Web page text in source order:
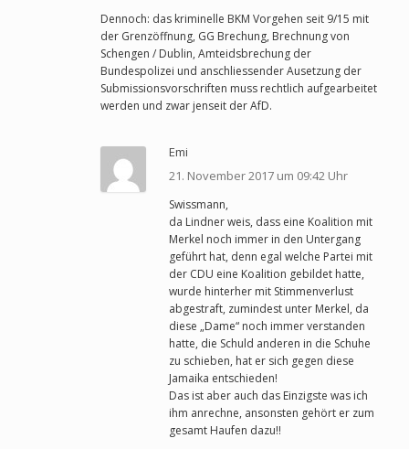
Dennoch: das kriminelle BKM Vorgehen seit 9/15 mit
der Grenzöffnung, GG Brechung, Brechnung von
Schengen / Dublin, Amteidsbrechung der
Bundespolizei und anschliessender Ausetzung der
Submissionsvorschriften muss rechtlich aufgearbeitet
werden und zwar jenseit der AfD.
Emi
21. November 2017 um 09:42 Uhr
Swissmann,
da Lindner weis, dass eine Koalition mit
Merkel noch immer in den Untergang
geführt hat, denn egal welche Partei mit
der CDU eine Koalition gebildet hatte,
wurde hinterher mit Stimmenverlust
abgestraft, zumindest unter Merkel, da
diese „Dame“ noch immer verstanden
hatte, die Schuld anderen in die Schuhe
zu schieben, hat er sich gegen diese
Jamaika entschieden!
Das ist aber auch das Einzigste was ich
ihm anrechne, ansonsten gehört er zum
gesamt Haufen dazu!!